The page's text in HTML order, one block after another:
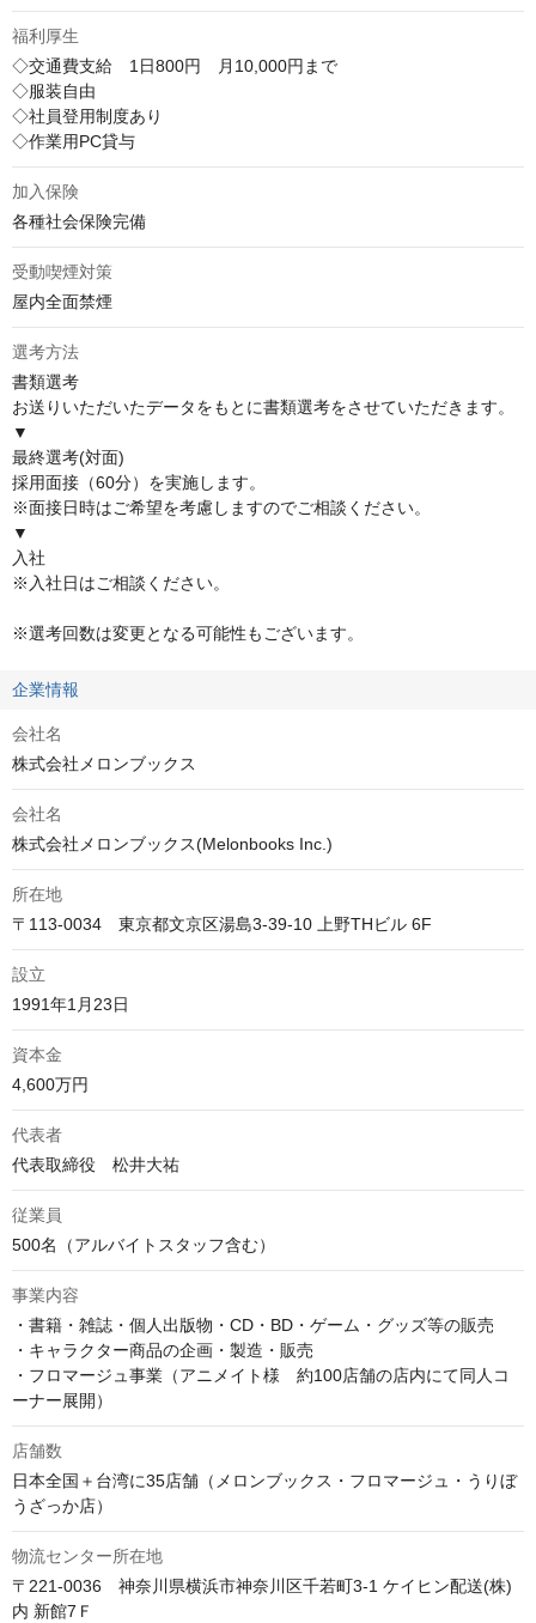
福利厚生
◇交通費支給　1日800円　月10,000円まで
◇服装自由
◇社員登用制度あり
◇作業用PC貸与
加入保険
各種社会保険完備
受動喫煙対策
屋内全面禁煙
選考方法
書類選考
お送りいただいたデータをもとに書類選考をさせていただきます。
▼
最終選考(対面)
採用面接（60分）を実施します。
※面接日時はご希望を考慮しますのでご相談ください。
▼
入社
※入社日はご相談ください。
※選考回数は変更となる可能性もございます。
企業情報
会社名
株式会社メロンブックス
会社名
株式会社メロンブックス(Melonbooks Inc.)
所在地
〒113-0034　東京都文京区湯島3-39-10 上野THビル 6F
設立
1991年1月23日
資本金
4,600万円
代表者
代表取締役　松井大祐
従業員
500名（アルバイトスタッフ含む）
事業内容
・書籍・雑誌・個人出版物・CD・BD・ゲーム・グッズ等の販売
・キャラクター商品の企画・製造・販売
・フロマージュ事業（アニメイト様　約100店舗の店内にて同人コ
ーナー展開）
店舗数
日本全国＋台湾に35店舗（メロンブックス・フロマージュ・うりぼ
うざっか店）
物流センター所在地
〒221-0036　神奈川県横浜市神奈川区千若町3-1 ケイヒン配送(株)
内 新館7Ｆ